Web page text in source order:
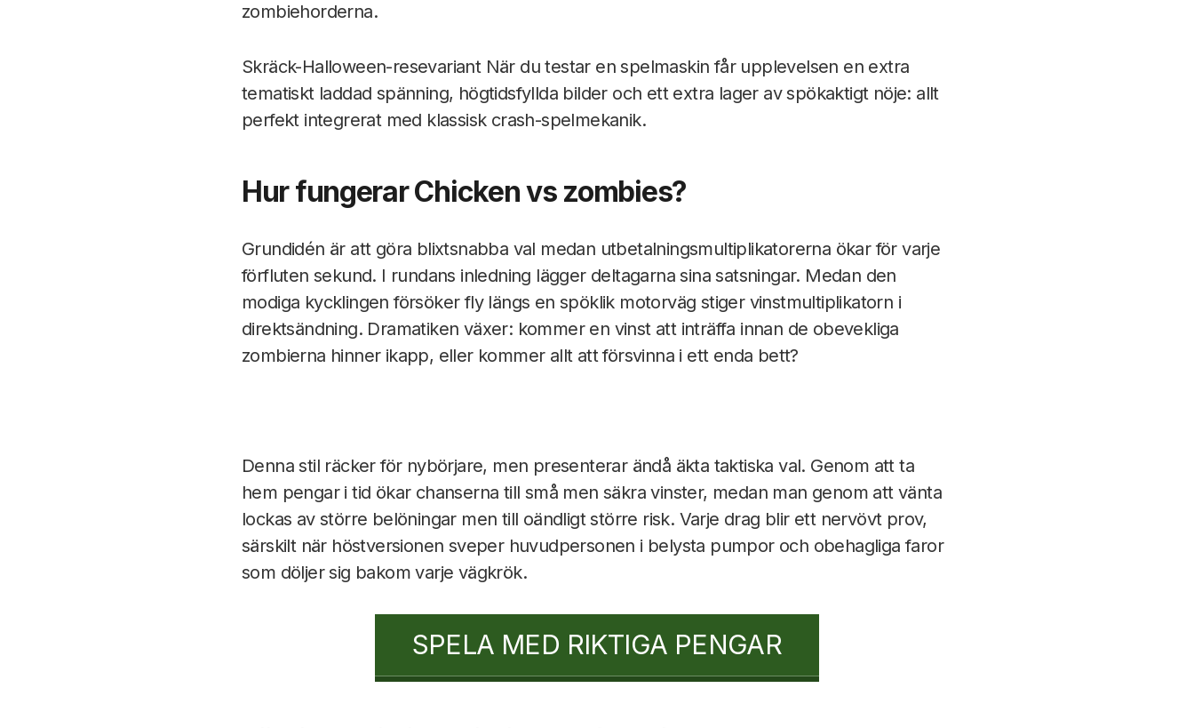
zombiehorderna.
Skräck-Halloween-resevariant När du testar en spelmaskin får upplevelsen en extra
tematiskt laddad spänning, högtidsfyllda bilder och ett extra lager av spökaktigt nöje: allt
perfekt integrerat med klassisk crash-spelmekanik.
Hur fungerar Chicken vs zombies?
Grundidén är att göra blixtsnabba val medan utbetalningsmultiplikatorerna ökar för varje
förfluten sekund. I rundans inledning lägger deltagarna sina satsningar. Medan den
modiga kycklingen försöker fly längs en spöklik motorväg stiger vinstmultiplikatorn i
direktsändning. Dramatiken växer: kommer en vinst att inträffa innan de obevekliga
zombierna hinner ikapp, eller kommer allt att försvinna i ett enda bett?
Denna stil räcker för nybörjare, men presenterar ändå äkta taktiska val. Genom att ta
hem pengar i tid ökar chanserna till små men säkra vinster, medan man genom att vänta
lockas av större belöningar men till oändligt större risk. Varje drag blir ett nervövt prov,
särskilt när höstversionen sveper huvudpersonen i belysta pumpor och obehagliga faror
som döljer sig bakom varje vägkrök.
SPELA MED RIKTIGA PENGAR